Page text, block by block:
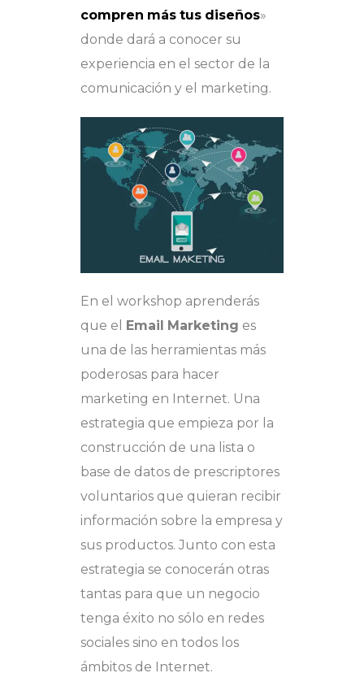
compren más tus diseños»
donde dará a conocer su
experiencia en el sector de la
comunicación y el marketing.
En el workshop aprenderás
que el Email Marketing es
una de las herramientas más
poderosas para hacer
marketing en Internet. Una
estrategia que empieza por la
construcción de una lista o
base de datos de prescriptores
voluntarios que quieran recibir
información sobre la empresa y
sus productos. Junto con esta
estrategia se conocerán otras
tantas para que un negocio
tenga éxito no sólo en redes
sociales sino en todos los
ámbitos de Internet.